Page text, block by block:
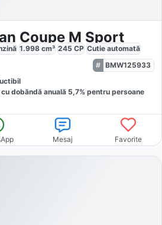
Coupe M Sport
1.998 cm³ 245 CP Cutie automată
BMW125933
cu dobăndă anuală 5,7% pentru persoane
Mesaj Favorite